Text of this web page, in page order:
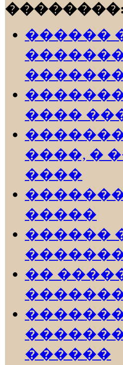
��������:
������
����
����, �
����
�����
������
��
������